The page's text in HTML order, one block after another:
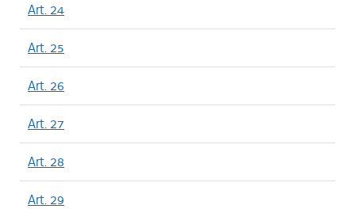
Art. 24
Art. 25
Art. 26
Art. 27
Art. 28
Art. 29